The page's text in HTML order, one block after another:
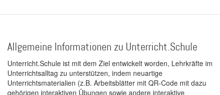
Allgemeine Informationen zu Unterricht.Schule
Unterricht.Schule ist mit dem Ziel entwickelt worden, Lehrkräfte im
Unterrichtsalltag zu unterstützen, indem neuartige
Unterrichtsmaterialien (z.B. Arbeitsblätter mit QR-Code mit dazu
gehörigen interaktiven Übungen sowie andere interaktive